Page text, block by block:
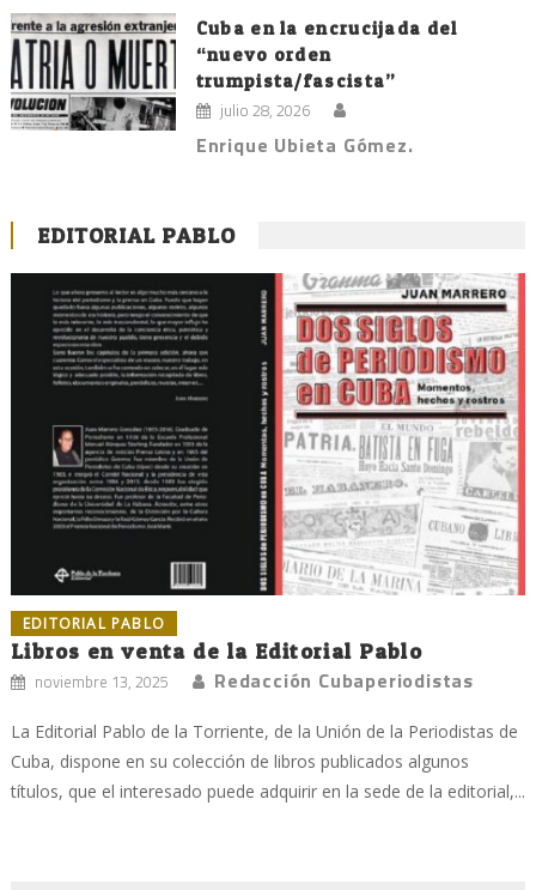
Cuba en la encrucijada del
“nuevo orden
trumpista/fascista”
julio 28, 2026
Enrique Ubieta Gómez.
EDITORIAL PABLO
EDITORIAL PABLO
Libros en venta de la Editorial Pablo
noviembre 13, 2025 Redacción Cubaperiodistas
La Editorial Pablo de la Torriente, de la Unión de la Periodistas de
Cuba, dispone en su colección de libros publicados algunos
títulos, que el interesado puede adquirir en la sede de la editorial,...